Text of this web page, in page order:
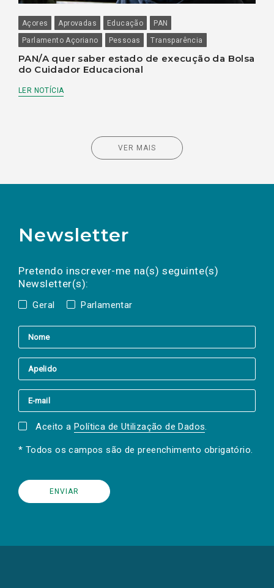
Açores Aprovadas Educação
PAN
Parlamento Açoriano
Pessoas Transparência
PAN/A quer saber estado de execução da Bolsa
do Cuidador Educacional
LER NOTÍCIA
VER MAIS
Newsletter
Pretendo inscrever-me na(s) seguinte(s)
Newsletter(s):
Geral Parlamentar
a(s) newsletter(s).
mail
Aceito a Política de Utilização de Dados.
* Todos os campos são de preenchimento obrigatório.